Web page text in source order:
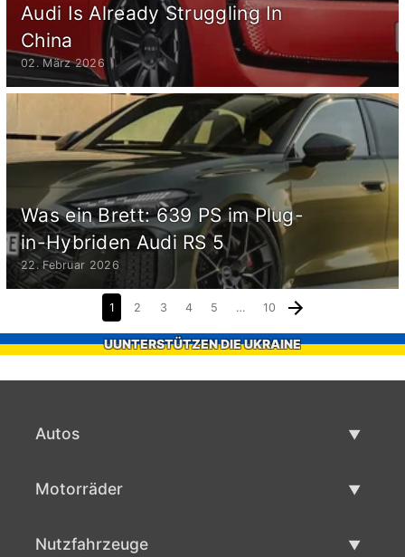
Audi Is Already Struggling In
China
02. März 2026
Was ein Brett: 639 PS im Plug-
in-Hybriden Audi RS 5
22. Februar 2026
1 2 3 4 5 … 10
UUNTERSTÜTZEN DIE UKRAINE
Autos
Motorräder
Nutzfahrzeuge